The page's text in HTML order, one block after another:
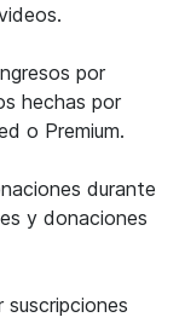
por
hechas por
o Premium.
durante
y donaciones